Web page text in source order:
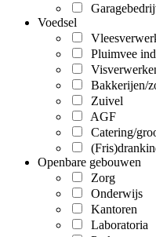
Voedsel
Pluimvee
Bakkerijen/
Zuivel
AGF
Catering/
Openbare gebouwen
Zorg
Onderwijs
Kantoren
Laboratoria